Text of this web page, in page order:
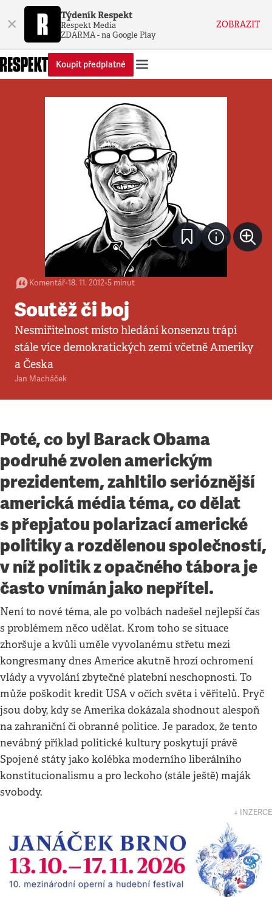
× Týdeník Respekt
Respekt Media
ZDARMA - na Google Play
ZOBRAZIT
Koupit předplatné
Komentář•18. 11. 2012•5 minut
Soutěž či boj
Nesmiřitelnost místo hledání konsenzu trápí
stále více demokratických zemí včetně Ameriky
a Česka
Jan Macháček
Poté, co byl Barack Obama
podruhé zvolen americkým
prezidentem, zahltilo serióznější
americká média téma, co dělat
s přepjatou polarizací americké
politiky a rozdělenou společností,
v níž politik z opačného tábora je
často vnímán jako nepřítel.
Není to nové téma, ale po volbách nadešel nejlepší čas
s problémem něco udělat. Krom toho se situace
zhoršuje a kvůli uměle vyvolanému střetu mezi
kongresmany dnes Americe akutně hrozí ochromení
vlády a vyvolání zbytečné platební neschopnosti. To
může poškodit kredit USA v očích světa i věřitelů. Pryč
jsou doby, kdy se Amerika dokázala shodnout alespoň
na zahraniční či obranné politice. Je paradox, že tento
nevábný příklad politické kultury poskytují právě
Spojené státy jako kolébka moderního liberálního
konstitucionalismu a pro leckoho (stále ještě) maják
svobody.
↓ INZERCE